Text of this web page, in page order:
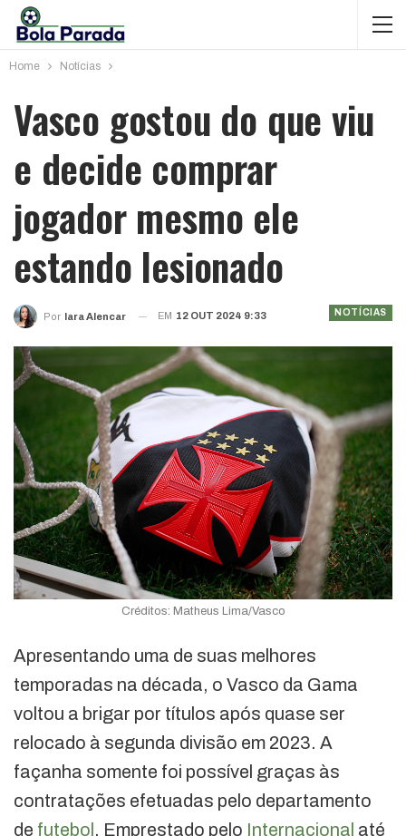
Home Notícias
Vasco gostou do que viu
e decide comprar
jogador mesmo ele
estando lesionado
NOTÍCIAS
Por Iara Alencar EM 12 OUT 2024 9:33
Créditos: Matheus Lima/Vasco
Apresentando uma de suas melhores
temporadas na década, o Vasco da Gama
voltou a brigar por títulos após quase ser
relocado à segunda divisão em 2023. A
façanha somente foi possível graças às
contratações efetuadas pelo departamento
de futebol . Emprestado pelo Internacional até